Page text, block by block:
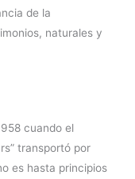
de la
naturales y
cuando el
transportó por
es hasta principios